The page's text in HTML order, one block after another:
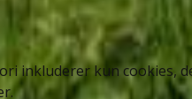
inkluderer kun